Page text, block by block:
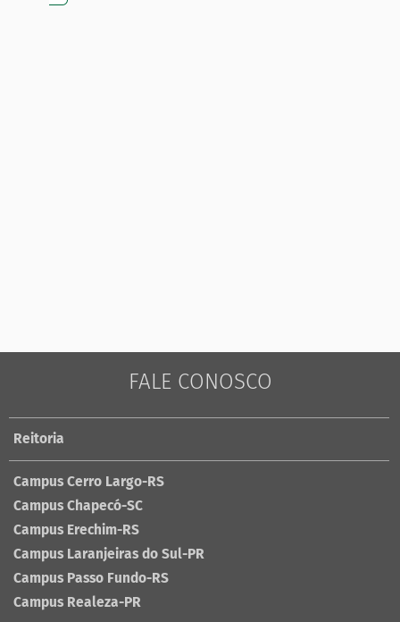
FALE CONOSCO
Reitoria
Campus Cerro Largo-RS
Campus Chapecó-SC
Campus Erechim-RS
Campus Laranjeiras do Sul-PR
Campus Passo Fundo-RS
Campus Realeza-PR